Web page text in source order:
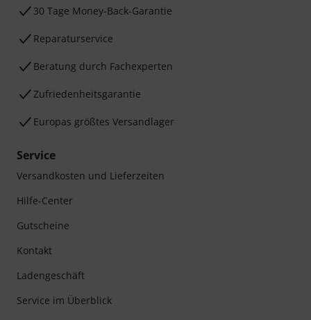
30 Tage Money-Back-Garantie
Reparaturservice
Beratung durch Fachexperten
Zufriedenheitsgarantie
Europas größtes Versandlager
Service
Versandkosten und Lieferzeiten
Hilfe-Center
Gutscheine
Kontakt
Ladengeschäft
Service im Überblick